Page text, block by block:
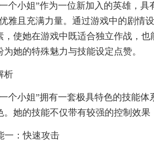
个小姐”作为一位新加入的英雄，
雅且充满力量。通过游戏中的剧情
，使她在游戏中既适合独立作战，
为她的特殊魅力与技能设定点赞。
析
个小姐”拥有一套极具特色的技能
。她的技能不仅带有较强的控制效果
一：快速攻击